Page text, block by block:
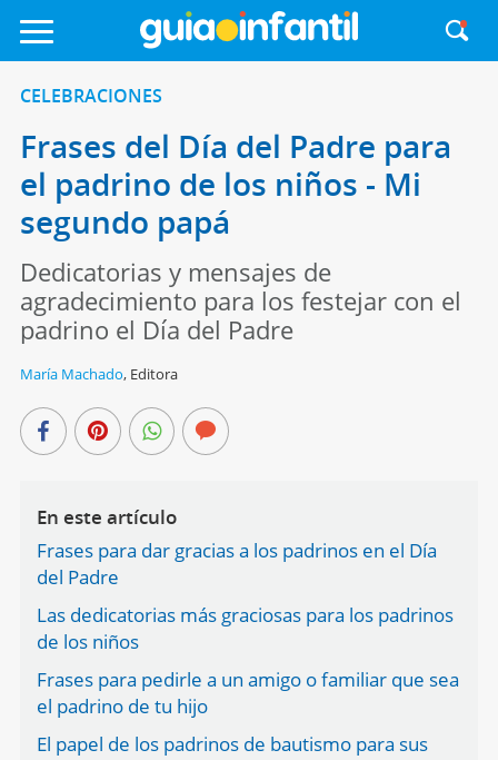
CELEBRACIONES
Frases del Día del Padre para
el padrino de los niños - Mi
segundo papá
Dedicatorias y mensajes de
agradecimiento para los festejar con el
padrino el Día del Padre
María Machado, Editora
En este artículo
Frases para dar gracias a los padrinos en el Día
del Padre
Las dedicatorias más graciosas para los padrinos
de los niños
Frases para pedirle a un amigo o familiar que sea
el padrino de tu hijo
El papel de los padrinos de bautismo para sus